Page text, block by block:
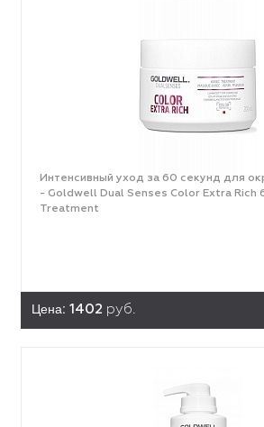
Интенсивный уход за 60 секунд для
- Goldwell Dual Senses Color Extra Rich
Treatment
Цена: 1402 руб.